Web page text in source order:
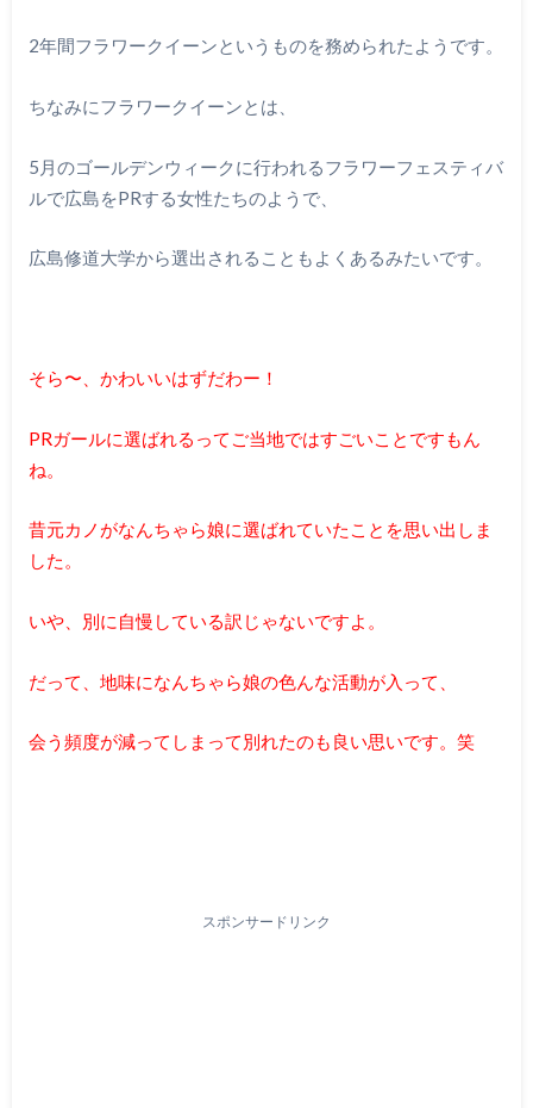
2年間フラワークイーンというものを務められたようです。
ちなみにフラワークイーンとは、
5月のゴールデンウィークに行われるフラワーフェスティバ
ルで広島をPRする女性たちのようで、
広島修道大学から選出されることもよくあるみたいです。
そら〜、かわいいはずだわー！
PRガールに選ばれるってご当地ではすごいことですもん
ね。
昔元カノがなんちゃら娘に選ばれていたことを思い出しま
した。
いや、別に自慢している訳じゃないですよ。
だって、地味になんちゃら娘の色んな活動が入って、
会う頻度が減ってしまって別れたのも良い思いです。笑
スポンサードリンク